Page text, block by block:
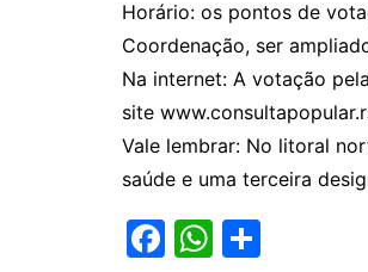
Horário: os pontos de
Coordenação, ser
Na internet: A votação
site
Vale lembrar: No litoral
saúde e uma terceira
F
W